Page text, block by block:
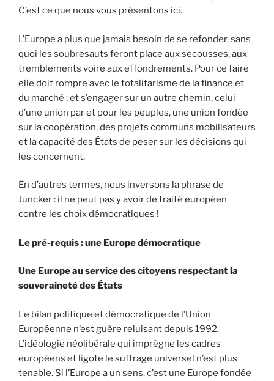
C’est ce que nous vous présentons ici.
L’Europe a plus que jamais besoin de se refonder, sans
quoi les soubresauts feront place aux secousses, aux
tremblements voire aux effondrements. Pour ce faire
elle doit rompre avec le totalitarisme de la finance et
du marché ; et s’engager sur un autre chemin, celui
d’une union par et pour les peuples, une union fondée
sur la coopération, des projets communs mobilisateurs
et la capacité des États de peser sur les décisions qui
les concernent.
En d’autres termes, nous inversons la phrase de
Juncker : il ne peut pas y avoir de traité européen
contre les choix démocratiques !
Le pré-requis : une Europe démocratique
Une Europe au service des citoyens respectant la
souveraineté des États
Le bilan politique et démocratique de l’Union
Européenne n’est guère reluisant depuis 1992.
L’idéologie néolibérale qui imprègne les cadres
européens et ligote le suffrage universel n’est plus
tenable. Si l’Europe a un sens, c’est une Europe fondée